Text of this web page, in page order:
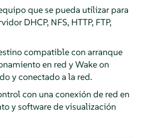
que se pueda utilizar para
DHCP, NFS, HTTP, FTP,
compatible con arranque
en red y Wake on
y conectado a la red.
con una conexión de red en
y software de visualización